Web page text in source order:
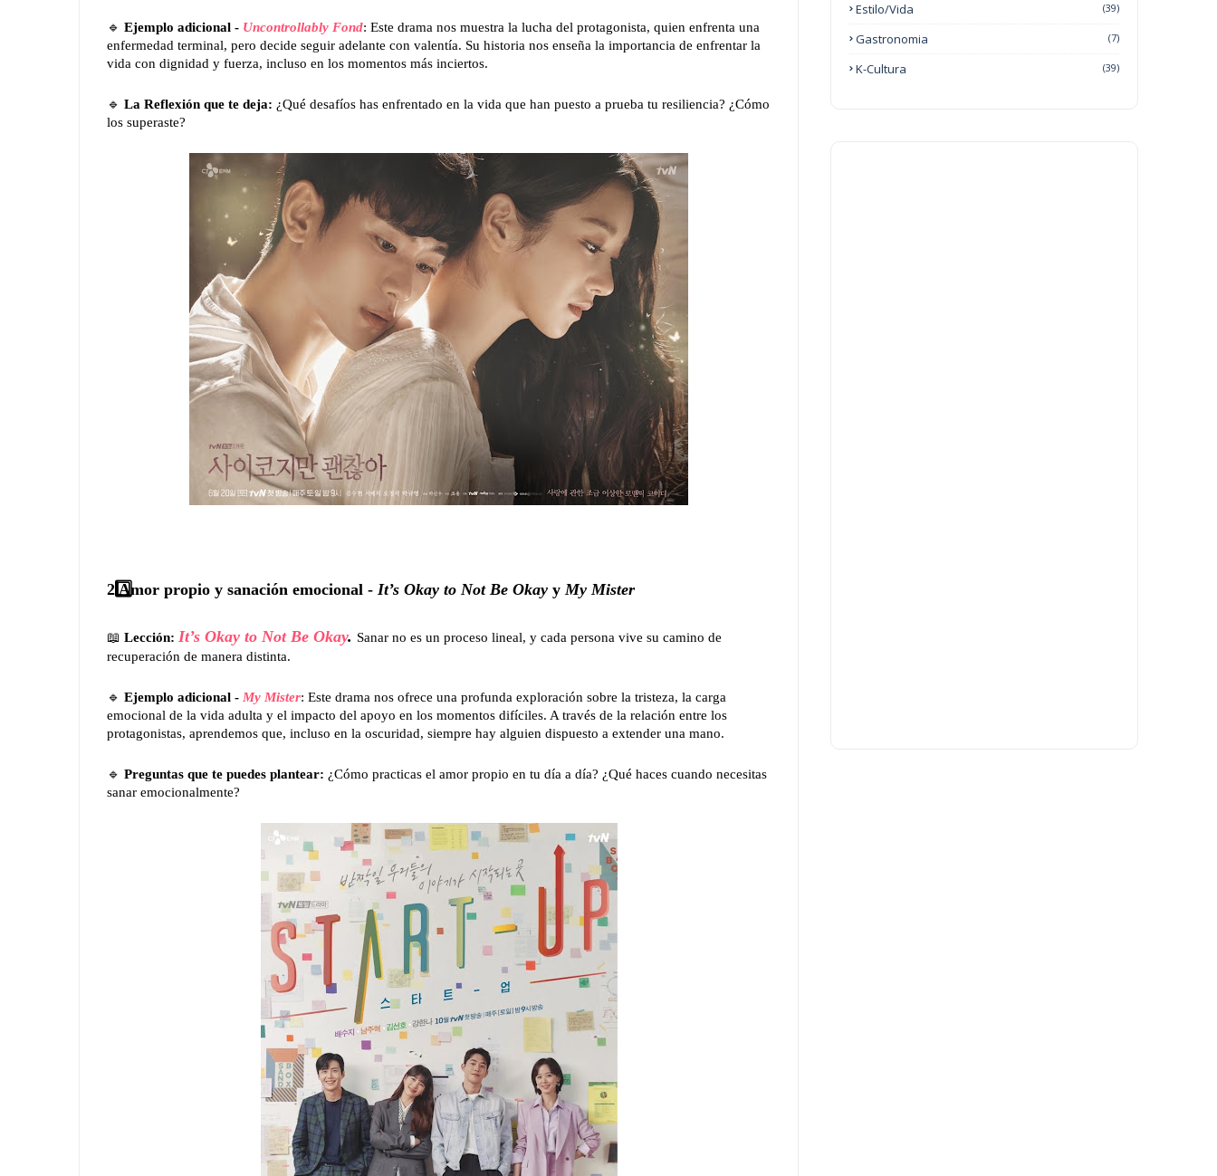
🔹 Ejemplo adicional - Uncontrollably Fond: Este drama nos muestra la lucha del protagonista, quien enfrenta una
enfermedad terminal, pero decide seguir adelante con valentía. Su historia nos enseña la importancia de enfrentar la
vida con dignidad y fuerza, incluso en los momentos más inciertos.
🔹 La Reflexión que te deja: ¿Qué desafíos has enfrentado en la vida que han puesto a prueba tu resiliencia? ¿Cómo
los superaste?
2️Amor propio y sanación emocional - It’s Okay to Not Be Okay yMy Mister
📖 Lección: It’s Okay to Not Be Okay. Sanar no es un proceso lineal, y cada persona vive su camino de
recuperación de manera distinta.
🔹 Ejemplo adicional - My Mister: Este drama nos ofrece una profunda exploración sobre la tristeza, la carga
emocional de la vida adulta y el impacto del apoyo en los momentos difíciles. A través de la relación entre los
protagonistas, aprendemos que, incluso en la oscuridad, siempre hay alguien dispuesto a extender una mano.
🔹 Preguntas que te puedes plantear: ¿Cómo practicas el amor propio en tu día a día? ¿Qué haces cuando necesitas
sanar emocionalmente?
Estilo/Vida (39)
Gastronomia (7)
K-Cultura (39)